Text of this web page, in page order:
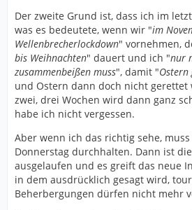
Der zweite Grund ist, dass ich im
was es bedeutete, wenn wir "im
Wellenbrecherlockdown" vornehmen,
bis Weihnachten" dauert und ich "nur
zusammenbeißen muss", damit "
und Ostern dann doch nicht gerettet
zwei, drei Wochen wird dann ganz
habe ich nicht vergessen.
Aber wenn ich das richtig sehe,
Donnerstag durchhalten. Dann ist
ausgelaufen und es greift das neue
in dem ausdrücklich gesagt wird,
Beherbergungen dürfen nicht mehr